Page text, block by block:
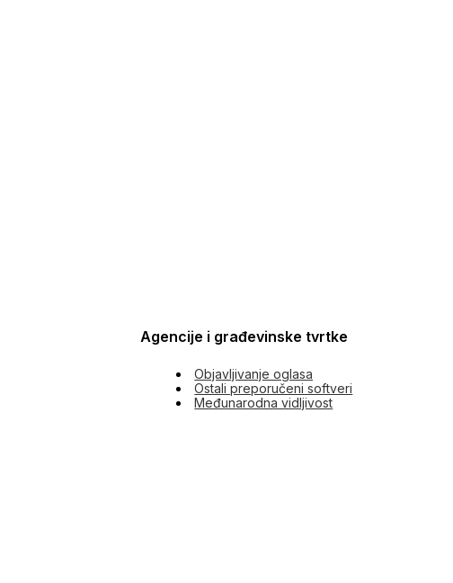
Agencije i građevinske tvrtke
Objavljivanje oglasa
Ostali preporučeni softveri
Međunarodna vidljivost